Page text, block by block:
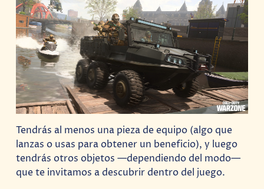
Tendrás al menos una pieza de equipo (algo que
lanzas o usas para obtener un beneficio), y luego
tendrás otros objetos —dependiendo del modo—
que te invitamos a descubrir dentro del juego.